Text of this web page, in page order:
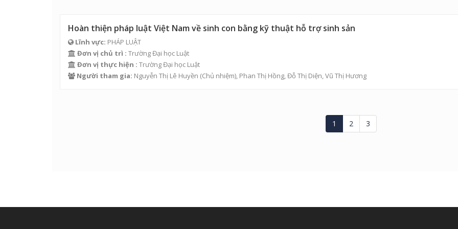
Hoàn thiện pháp luật Việt Nam về sinh con bằng kỹ thuật hỗ trợ sinh sản
Lĩnh vực: PHÁP LUẬT
Đơn vị chủ trì : Trường Đại học Luật
Đơn vị thực hiện : Trường Đại học Luật
Người tham gia: Nguyễn Thị Lê Huyền (Chủ nhiệm), Phan Thị Hồng,Đỗ Thị Diện,Vũ Thị Hương
1 2 3